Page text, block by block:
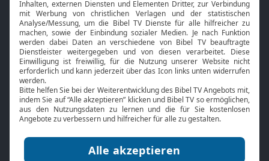
Bibelthek Online-Bibel
Nächster Gottesdienst
Bibel TV
Über uns
Jobs
Mediadaten
Service
Kontakt
TV-Empfang